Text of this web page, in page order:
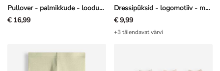
Pullover - palmikkude - loodusvalge
€ 16,99
Dressipüksid - logomotiiv - must
€ 9,99
+3 täiendavat värvi